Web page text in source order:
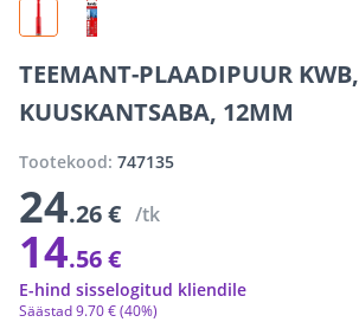
TEEMANT-PLAADIPUUR KWB,
KUUSKANTSABA, 12MM
Tootekood: 747135
24.26 € /tk
14.56 €
Säästad9.70 €(40%)
E-hind sisselogitud kliendile